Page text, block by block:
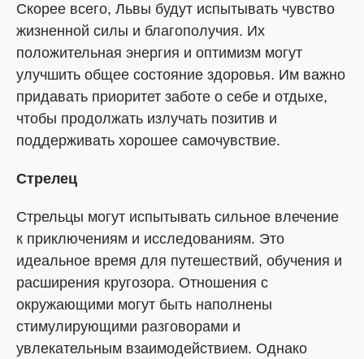
Скорее всего, Львы будут испытывать чувство
жизненной силы и благополучия. Их
положительная энергия и оптимизм могут
улучшить общее состояние здоровья. Им важно
придавать приоритет заботе о себе и отдыхе,
чтобы продолжать излучать позитив и
поддерживать хорошее самочувствие.
Стрелец
Стрельцы могут испытывать сильное влечение
к приключениям и исследованиям. Это
идеальное время для путешествий, обучения и
расширения кругозора. Отношения с
окружающими могут быть наполнены
стимулирующими разговорами и
увлекательным взаимодействием. Однако